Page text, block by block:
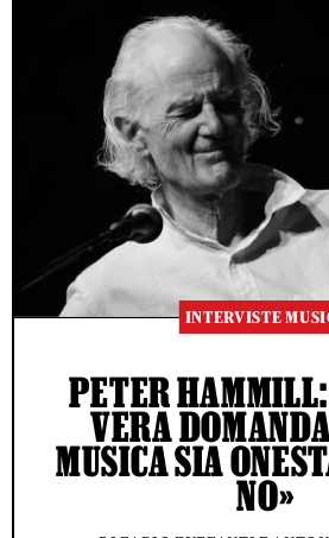
INTERVISTE
PETER HAMMILL:
VERA
MUSICA SIA
NO»